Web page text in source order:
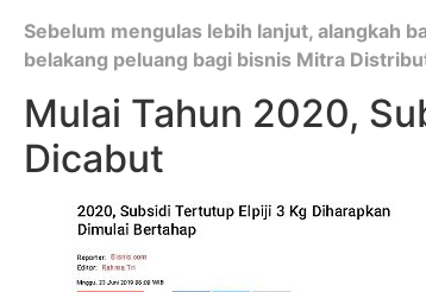
Sebelum mengulas lebih lanjut, alangkah
belakang peluang bagi bisnis Mitra
Mulai Tahun 2020,
Dicabut